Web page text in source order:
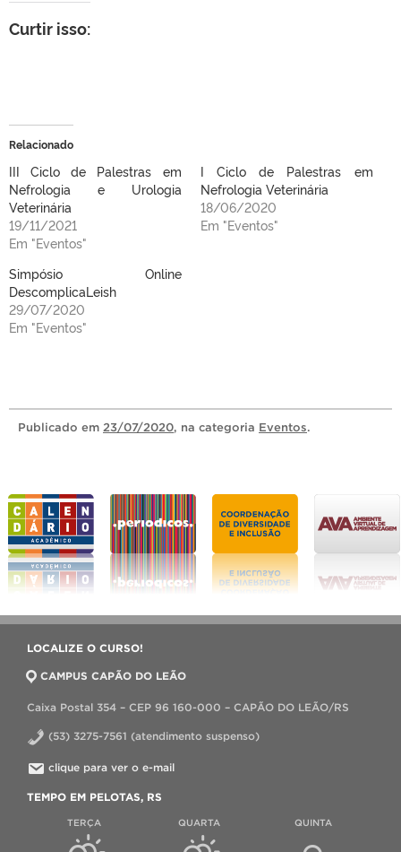
Curtir isso:
Relacionado
III Ciclo de Palestras em
Nefrologia e Urologia
Veterinária
19/11/2021
Em "Eventos"
I Ciclo de Palestras em
Nefrologia Veterinária
18/06/2020
Em "Eventos"
Simpósio Online
DescomplicaLeish
29/07/2020
Em "Eventos"
Publicado em 23/07/2020, na categoria Eventos.
LOCALIZE O CURSO!
CAMPUS CAPÃO DO LEÃO
Caixa Postal 354 – CEP 96 160-000 – CAPÃO DO LEÃO/RS
(53) 3275-7561 (atendimento suspenso)
clique para ver o e-mail
TEMPO EM PELOTAS, RS
TERÇA QUARTA QUINTA